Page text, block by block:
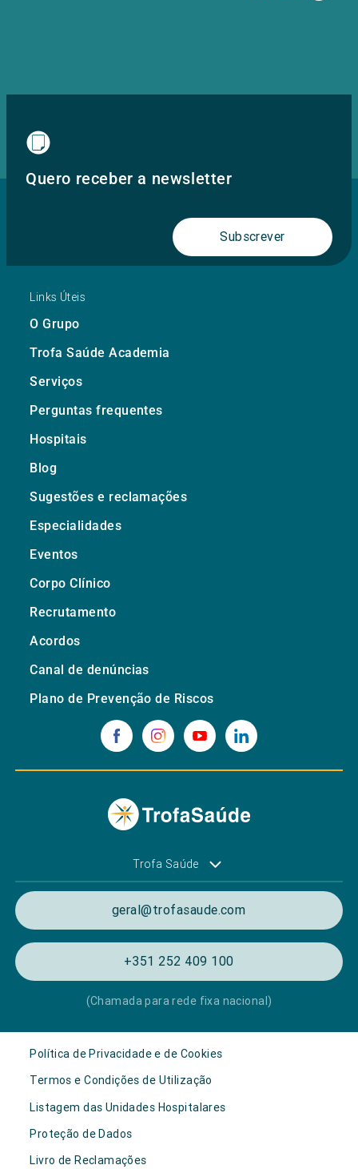
Quero receber a newsletter
Subscrever
Links Úteis
O Grupo
Trofa Saúde Academia
Serviços
Perguntas frequentes
Hospitais
Blog
Sugestões e reclamações
Especialidades
Eventos
Corpo Clínico
Recrutamento
Acordos
Canal de denúncias
Plano de Prevenção de Riscos
Trofa Saúde
geral@trofasaude.com
+351 252 409 100
(Chamada para rede fixa nacional)
Política de Privacidade e de Cookies
Termos e Condições de Utilização
Listagem das Unidades Hospitalares
Proteção de Dados
Livro de Reclamações